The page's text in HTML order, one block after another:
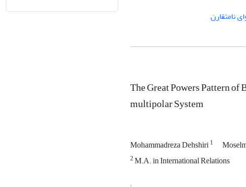
نامتقارن
The Great Powers Pattern
multipolar System
Mohammadreza Dehshiri1
2M.A. in International Relations